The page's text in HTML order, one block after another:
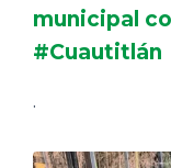
municipal
#Cuautitlán
.